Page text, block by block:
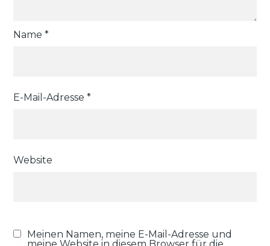
Name*
E-Mail-Adresse*
Website
Meinen Namen, meine E-Mail-Adresse und